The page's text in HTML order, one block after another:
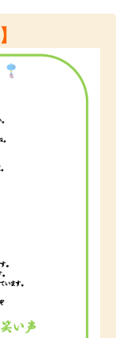
】